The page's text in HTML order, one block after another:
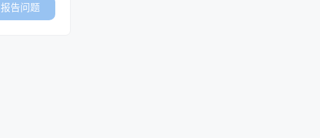
报告问题